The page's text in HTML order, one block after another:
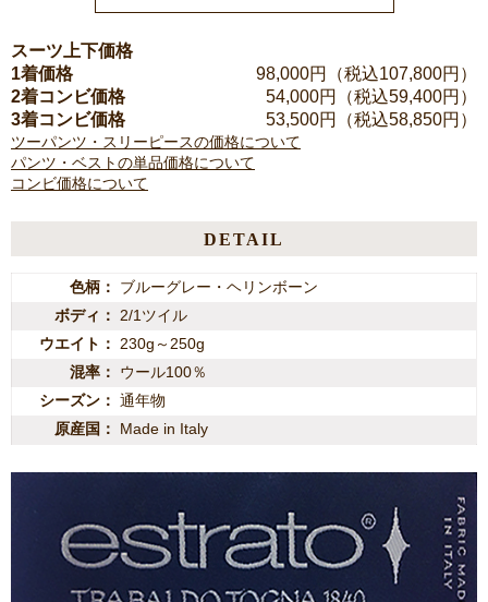
スーツ上下価格
1着価格
98,000円（税込107,800円）
2着コンビ価格
54,000円（税込59,400円）
3着コンビ価格
53,500円（税込58,850円）
ツーパンツ・スリーピースの価格について
パンツ・ベストの単品価格について
コンビ価格について
DETAIL
色柄
ブルーグレー・ヘリンボーン
ボディ
2/1ツイル
ウエイト
230g～250g
混率
ウール100％
シーズン
通年物
原産国
Made in Italy